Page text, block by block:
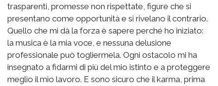
trasparenti, promesse non rispettate, figure che si
presentano come opportunità e si rivelano il contrario.
Quello che mi dà la forza è sapere perché ho iniziato:
la musica è la mia voce, e nessuna delusione
professionale può togliermela. Ogni ostacolo mi ha
insegnato a fidarmi di più del mio istinto e a proteggere
meglio il mio lavoro. E sono sicuro che il karma, prima